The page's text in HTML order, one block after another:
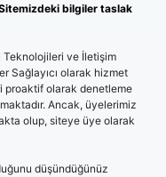
bilgiler taslak
Teknolojileri ve İletişim
Sağlayıcı olarak hizmet
proaktif olarak denetleme
Ancak, üyelerimiz
olup, siteye üye olarak
düşündüğünüz